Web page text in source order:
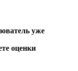
уже
оценки